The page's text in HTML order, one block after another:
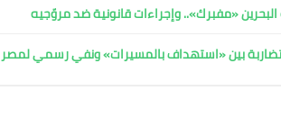
«مفبرك».. وإجراءات قانونية ضد مروّجيه
بين «استهداف بالمسيرات» ونفي رسمي لمصر